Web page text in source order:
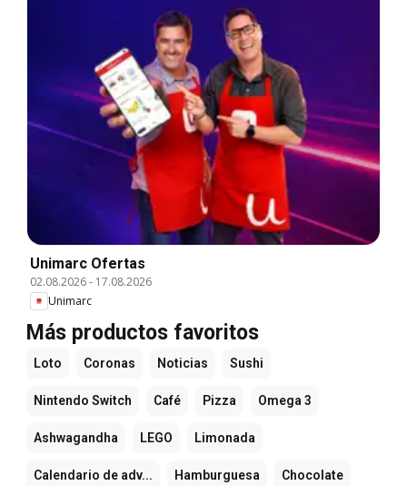
Unimarc Ofertas
02.08.2026- 17.08.2026
Unimarc
Más productos favoritos
Loto Coronas Noticias Sushi
Nintendo Switch Café Pizza Omega 3
Ashwagandha LEGO Limonada
Calendario de adv... Hamburguesa Chocolate